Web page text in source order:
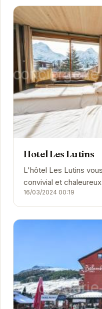
Hotel Les Lutins
L'hôtel Les Lutins
convivial et
Idéalement situé à
16/03/2024 00:19